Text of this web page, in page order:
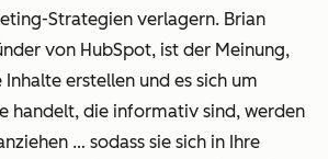
Strategien verlagern. Brian
von HubSpot, ist der Meinung,
Inhalte erstellen und es sich um
handelt, die informativ sind, werden
… sodass sie sich in Ihre